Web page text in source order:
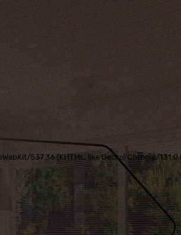
537.36 (KHTML, like Gecko) Chrome/